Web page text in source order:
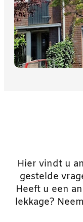
Hier vindt u
gestelde
Heeft u een
lekkage?